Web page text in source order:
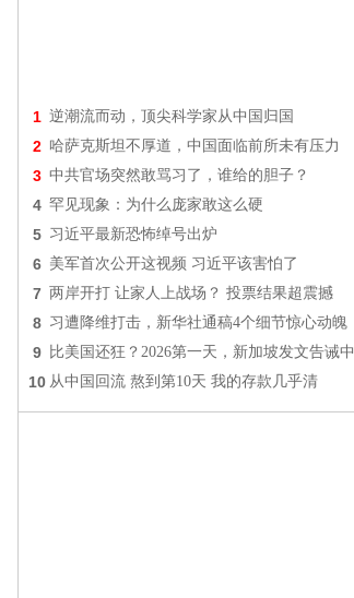
1 逆潮流而动，顶尖科学家从中国归国
2 哈萨克斯坦不厚道，中国面临前所未有压力
3 中共官场突然敢骂习了，谁给的胆子？
4 罕见现象：为什么庞家敢这么硬
5 习近平最新恐怖绰号出炉
6 美军首次公开这视频 习近平该害怕了
7 两岸开打 让家人上战场？ 投票结果超震撼
8 习遭降维打击，新华社通稿4个细节惊心动魄
9 比美国还狂？2026第一天，新加坡发文告诫中
10 从中国回流 熬到第10天 我的存款几乎清